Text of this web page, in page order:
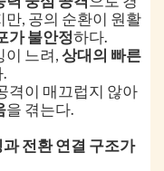
, 공의 순환이 원활
가 불안정하다.
이 느려,상대의 빠른
격이 매끄럽지 않아
을 겪는다.
전환 연결 구조가